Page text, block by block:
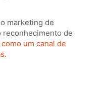
marketing de
reconhecimento de
um canal de